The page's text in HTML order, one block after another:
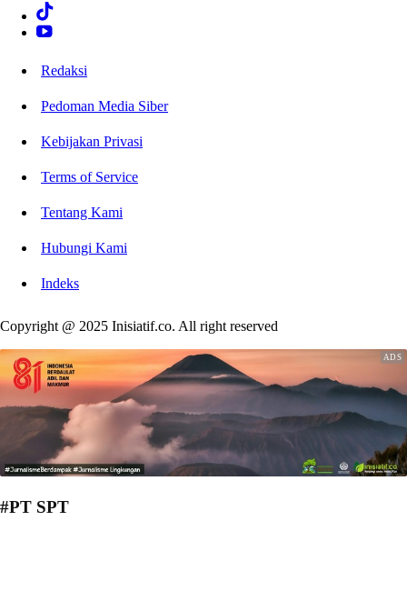
Redaksi
Pedoman Media Siber
Kebijakan Privasi
Terms of Service
Tentang Kami
Hubungi Kami
Indeks
Copyright @ 2025 Inisiatif.co. All right reserved
#PT SPT